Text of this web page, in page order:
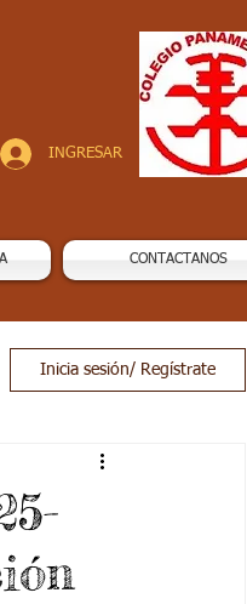
INGRESAR
CONTACTANOS
Inicia sesión/ Regístrate